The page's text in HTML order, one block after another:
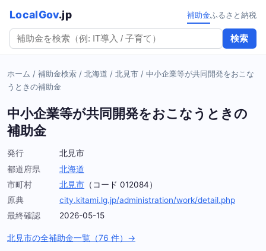
LocalGov.jp
検索
補助金ふるさと納税
ホーム / 補助金検索 / 北海道 / 北見市 / 中小企業等が共同開発をおこな
うときの補助金
中小企業等が共同開発をおこなうときの
補助金
発行
北見市
都道府県
北海道
市町村
北見市 （コード 012084）
原典
city.kitami.lg.jp/administration/work/detail.php
最終確認
2026-05-15
北見市の全補助金一覧（76 件）→